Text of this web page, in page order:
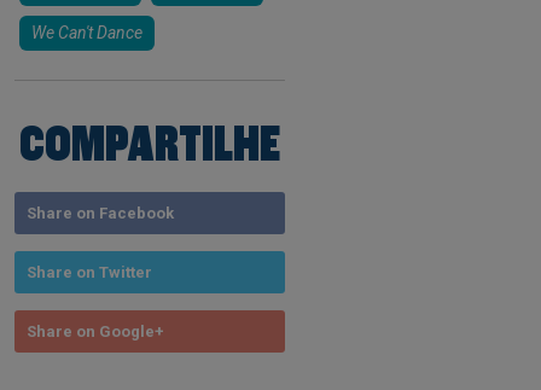
We Can't Dance
COMPARTILHE
Share on Facebook
Share on Twitter
Share on Google+